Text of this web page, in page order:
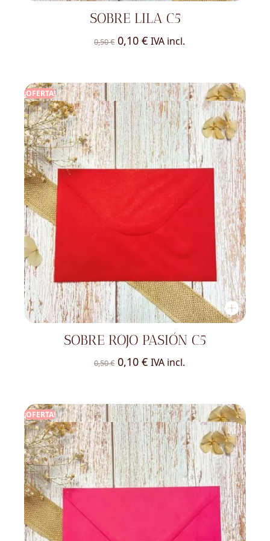
SOBRE LILA C5
0,50€ El
era:
0,50 €.
0,10 €El
es:
0,10 €.
IVA incl.
¡OFERTA!
SOBRE ROJO PASIÓN C5
0,50€ El
era:
0,50 €.
0,10 €El
es:
0,10 €.
IVA incl.
¡OFERTA!